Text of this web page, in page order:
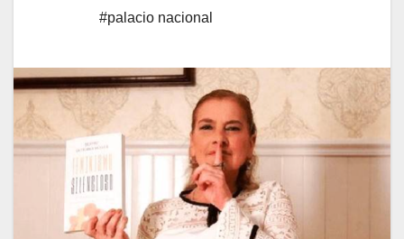
#palacio nacional